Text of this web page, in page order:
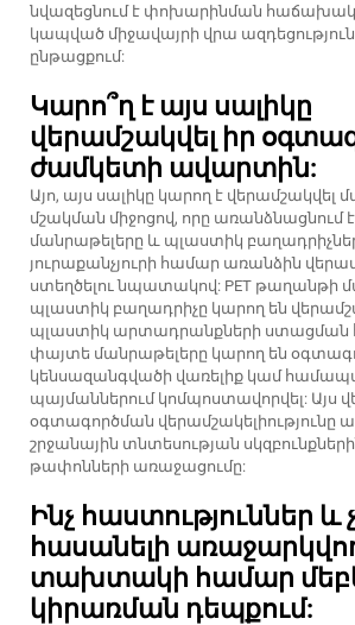
նվազեցնում է փոխարինման
կապված միջավայրի վրա
ընթացքում:
Կարո՞ղ է այս սալիկը
վերամշակվել իր
ժամկետի ավարտին:
Այո, այս սալիկը կարող է
մշակման միջոցով, որը առանձնացնում
մանրաթելերը և պլաստիկ
յուրաքանչյուրի համար առանձին
ստեղծելու նպատակով: PET թաղանթի
պլաստիկ բաղադրիչը կարող են
պլաստիկ արտադրանքների ստացման
փայտե մանրաթելերը կարող են
կենսազանգվածի վառելիք կամ
պայմաններում կոմպոստավորվել: Այս
օգտագործման վերամշակելիությունը
շրջանային տնտեսության
թափոնների առաջացումը:
Ինչ հաստություններ
հասանելի
տախտակի համար
կիրառման դեպքում: